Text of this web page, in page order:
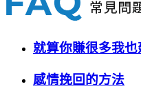
就算你賺很多我
感情挽回的方法